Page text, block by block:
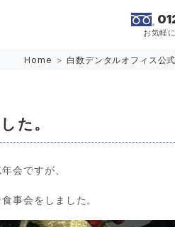
お気軽
Home > 白数デンタルオフィス公
た。
会ですが、
事会をしました。